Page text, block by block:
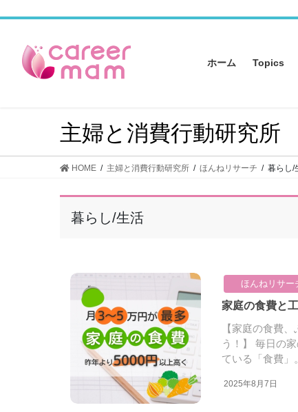
プ
動
ホーム Topics
主婦と消費行動研究所
HOME 主婦と消費行動研究所 ほんねリサーチ 暮らし/
暮らし/生活
ほんねリサー
2025年8月7日
家庭の食費と
【家庭の食費
う！】 毎日の
ている「食費」